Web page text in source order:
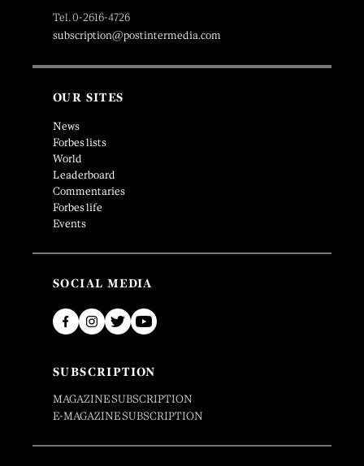
Tel. 0-2616-4726
subscription@postintermedia.com
OUR SITES
News
Forbes lists
World
Leaderboard
Commentaries
Forbes life
Events
SOCIAL MEDIA
SUBSCRIPTION
MAGAZINE SUBSCRIPTION
E-MAGAZINE SUBSCRIPTION